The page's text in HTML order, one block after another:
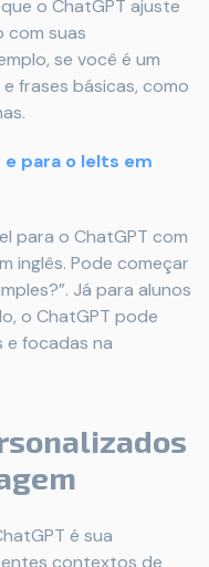
o ChatGPT ajuste
com suas
se você é um
frases básicas, como
para o Ielts em
para o ChatGPT com
inglês. Pode começar
Já para alunos
o ChatGPT pode
e focadas na
é sua
contextos de